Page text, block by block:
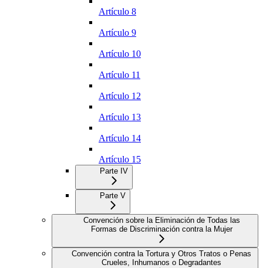
Artículo 8
Artículo 9
Artículo 10
Artículo 11
Artículo 12
Artículo 13
Artículo 14
Artículo 15
Parte IV
Parte V
Convención sobre la Eliminación de Todas las
Formas de Discriminación contra la Mujer
Convención contra la Tortura y Otros Tratos o Penas
Crueles, Inhumanos o Degradantes